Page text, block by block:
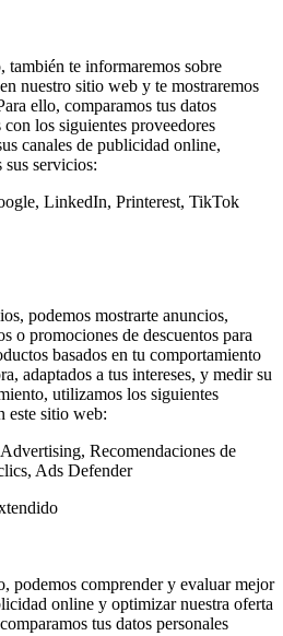
también te informaremos sobre
nuestro sitio web y te mostraremos
ello, comparamos tus datos
los siguientes proveedores
canales de publicidad online,
servicios:
LinkedIn, Printerest, TikTok
podemos mostrarte anuncios,
o promociones de descuentos para
basados en tu comportamiento
adaptados a tus intereses, y medir su
utilizamos los siguientes
este sitio web:
Recomendaciones de
Ads Defender
podemos comprender y evaluar mejor
online y optimizar nuestra oferta
tus datos personales